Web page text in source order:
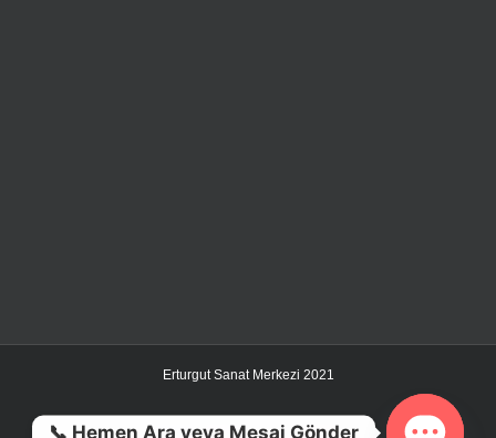
Erturgut Sanat Merkezi 2021
📞 Hemen Ara veya Mesaj Gönder